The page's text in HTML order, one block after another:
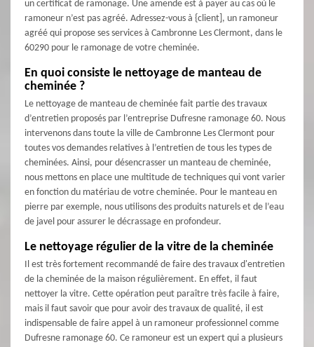
un certificat de ramonage. Une amende est à payer au cas où le
ramoneur n’est pas agréé. Adressez-vous à {client], un ramoneur
agréé qui propose ses services à Cambronne Les Clermont, dans le
60290 pour le ramonage de votre cheminée.
En quoi consiste le nettoyage de manteau de
cheminée ?
Le nettoyage de manteau de cheminée fait partie des travaux
d’entretien proposés par l’entreprise Dufresne ramonage 60. Nous
intervenons dans toute la ville de Cambronne Les Clermont pour
toutes vos demandes relatives à l’entretien de tous les types de
cheminées. Ainsi, pour désencrasser un manteau de cheminée,
nous mettons en place une multitude de techniques qui vont varier
en fonction du matériau de votre cheminée. Pour le manteau en
pierre par exemple, nous utilisons des produits naturels et de l’eau
de javel pour assurer le décrassage en profondeur.
Le nettoyage régulier de la vitre de la cheminée
Il est très fortement recommandé de faire des travaux d'entretien
de la cheminée de la maison régulièrement. En effet, il faut
nettoyer la vitre. Cette opération peut paraître très facile à faire,
mais il faut savoir que pour avoir des travaux de qualité, il est
indispensable de faire appel à un ramoneur professionnel comme
Dufresne ramonage 60. Ce ramoneur est un expert qui a plusieurs